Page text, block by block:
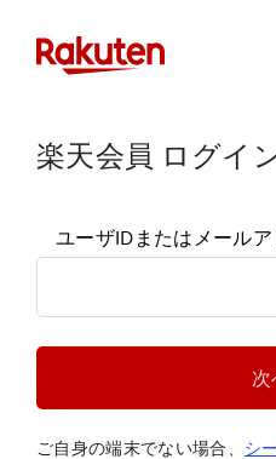
楽天会員 ログイ
ユーザIDまたはメールア
次
ご自身の端末でない場合、 シ